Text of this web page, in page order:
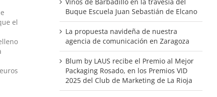
el
Buque Escuela Juan Sebastián de Elcano
La propuesta navideña de nuestra
agencia de comunicación en Zaragoza
Blum by LAUS recibe el Premio al Mejor
Packaging Rosado, en los Premios VID
2025 del Club de Marketing de La Rioja